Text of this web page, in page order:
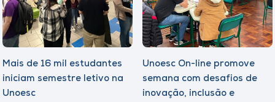
Mais de 16 mil estudantes
iniciam semestre letivo na
Unoesc
Unoesc On-line promove
semana com desafios de
inovação, inclusão e